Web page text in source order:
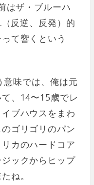
はザ・ブルーハ
反逆、反発）的
て響くという
意味では、俺は元
、14〜15歳でレ
ブハウスをまわ
ゴリゴリのパン
カのハードコア
ックからヒップ
ね。